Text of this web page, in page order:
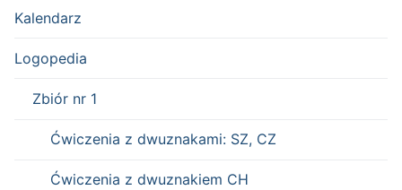
Kalendarz
Logopedia
Zbiór nr 1
Ćwiczenia z dwuznakami: SZ, CZ
Ćwiczenia z dwuznakiem CH